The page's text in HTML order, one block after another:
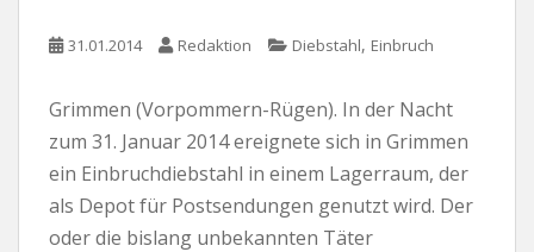
31.01.2014 Redaktion Diebstahl, Einbruch
Grimmen (Vorpommern-Rügen). In der Nacht
zum 31. Januar 2014 ereignete sich in Grimmen
ein Einbruchdiebstahl in einem Lagerraum, der
als Depot für Postsendungen genutzt wird. Der
oder die bislang unbekannten Täter